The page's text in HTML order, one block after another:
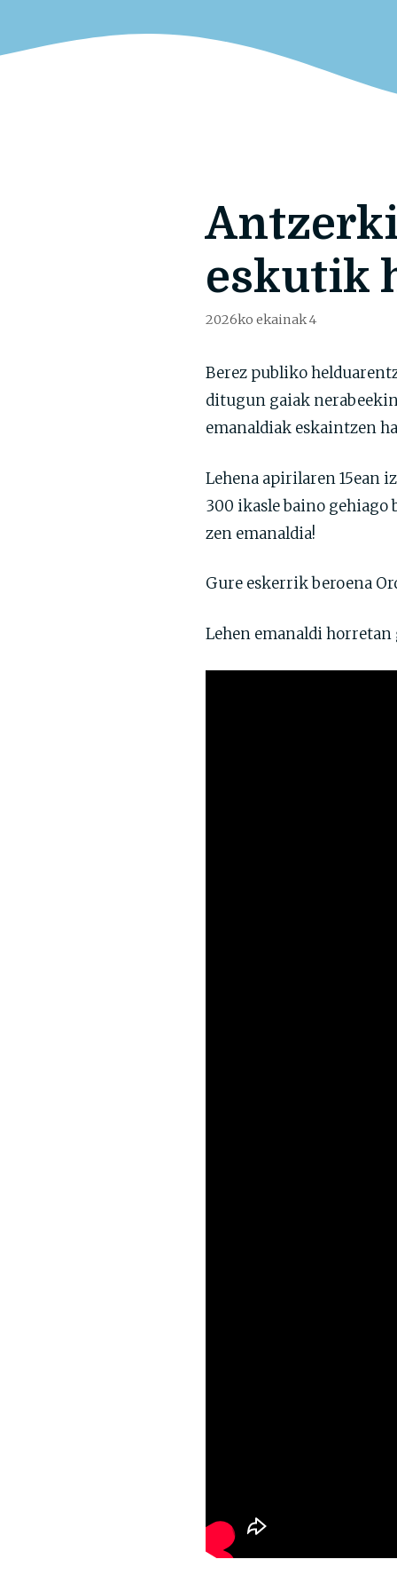
eskutik
2026ko ekainak 4
Berez publiko
ditugun gaiak
emanaldiak eskaintzen
Lehena apirilaren 15ean
300 ikasle baino
zen emanaldia!
Gure eskerrik beroena
Lehen emanaldi horretan